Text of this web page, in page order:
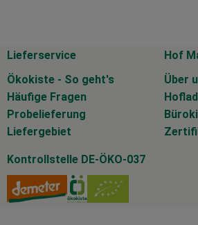
Lieferservice
Ökokiste - So geht's
Häufige Fragen
Probelieferung
Liefergebiet
Hof
Über
Kontrollstelle DE-ÖKO-037